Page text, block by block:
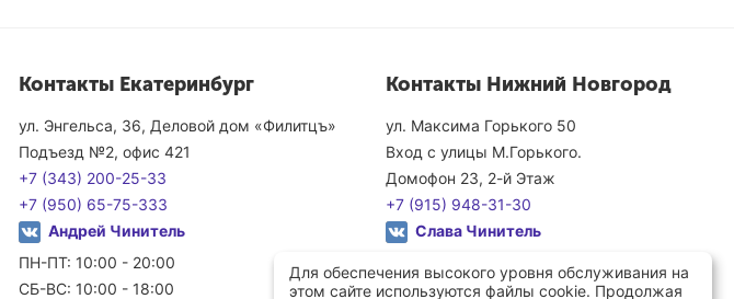
Контакты Екатеринбург
ул. Энгельса, 36, Деловой дом «Филитцъ»
Подъезд №2, офис 421
+7 (343) 200-25-33
+7 (950) 65-75-333
Андрей Чинитель
ПН-ПТ: 10:00 - 20:00
СБ-ВС: 10:00 - 18:00
Контакты Нижний Новгород
ул. Максима Горького 50
Вход с улицы М.Горького.
Домофон 23, 2-й Этаж
+7 (915) 948-31-30
Слава Чинитель
СБ: 10:00 - 18:00
Для обеспечения высокого уровня обслуживания на
этом сайте используются файлы cookie. Продолжая